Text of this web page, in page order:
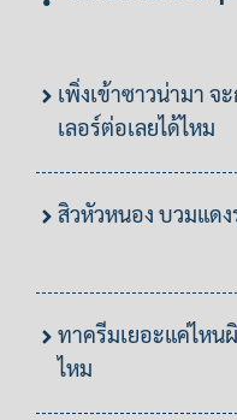
เพิ่งเข้าซาวน่ามา
เลอร์ต่อเลยได้ไหม
สิวหัวหนอง บวมแด
ทาครีมเยอะแค่ไหน
ไหม